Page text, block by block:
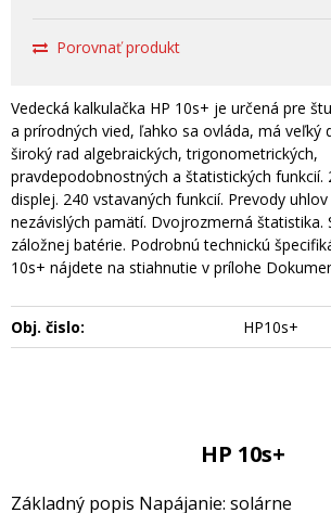
Porovnať produkt
Vedecká kalkulačka HP 10s+ je určená pre
a prírodných vied, ľahko sa ovláda, má veľký
široký rad algebraických, trigonometrických,
pravdepodobnostných a štatistických funkcií.
displej. 240 vstavaných funkcií. Prevody
nezávislých pamätí. Dvojrozmerná štatistika.
záložnej batérie. Podrobnú technickú
10s+ nájdete na stiahnutie v prílohe
Obj. čislo: HP10s+
HP 10s+
Základný popis Napájanie: solárne